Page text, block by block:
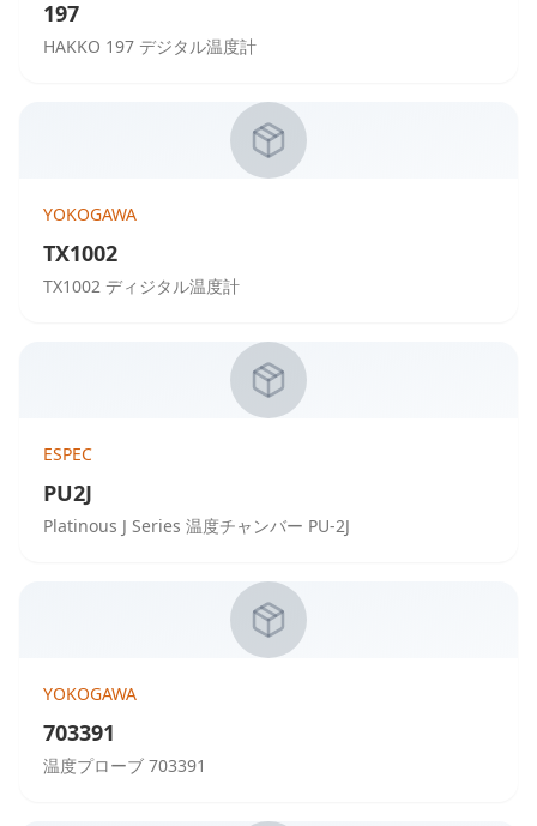
197
HAKKO 197 デジタル温度計
YOKOGAWA
TX1002
TX1002 ディジタル温度計
ESPEC
PU2J
Platinous J Series 温度チャンバー PU-2J
YOKOGAWA
703391
温度プローブ 703391